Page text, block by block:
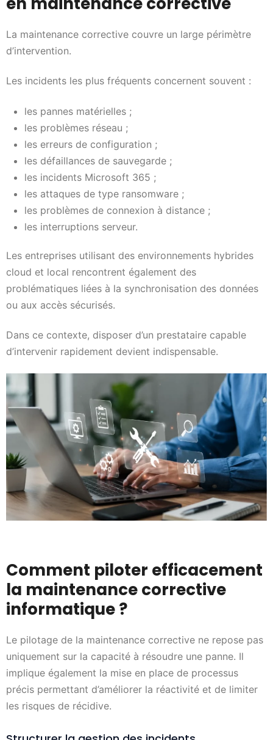
La maintenance corrective couvre un large périmètre
d’intervention.
Les incidents les plus fréquents concernent souvent :
les pannes matérielles ;
les problèmes réseau ;
les erreurs de configuration ;
les défaillances de sauvegarde ;
les incidents Microsoft 365 ;
les attaques de type ransomware ;
les problèmes de connexion à distance ;
les interruptions serveur.
Les entreprises utilisant des environnements hybrides
cloud et local rencontrent également des
problématiques liées à la synchronisation des données
ou aux accès sécurisés.
Dans ce contexte, disposer d’un prestataire capable
d’intervenir rapidement devient indispensable.
Comment piloter efficacement
la maintenance corrective
informatique ?
Le pilotage de la maintenance corrective ne repose pas
uniquement sur la capacité à résoudre une panne. Il
implique également la mise en place de processus
précis permettant d’améliorer la réactivité et de limiter
les risques de récidive.